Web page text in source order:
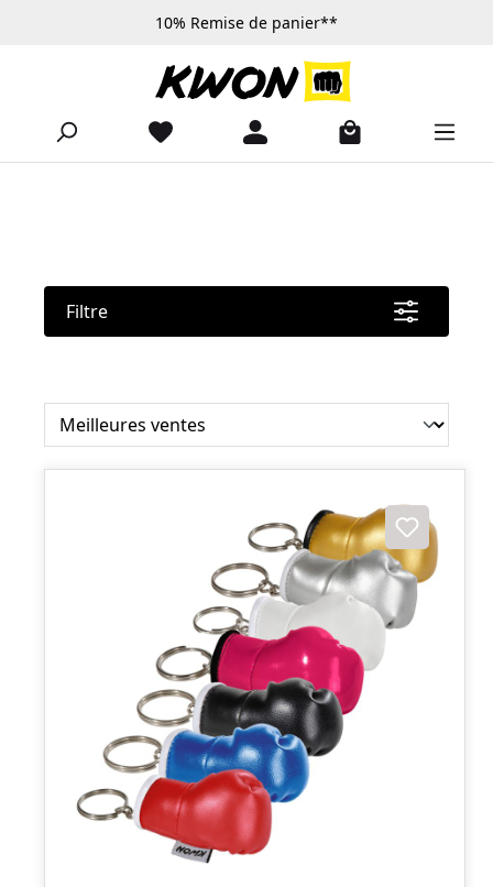
Passer au contenu principal10% Remise de panier**
Filtre